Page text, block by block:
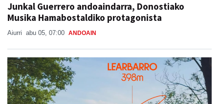
Junkal Guerrero andoaindarra, Donostiako
Musika Hamabostaldiko protagonista
Aiurri abu 05, 07:00 ANDOAIN